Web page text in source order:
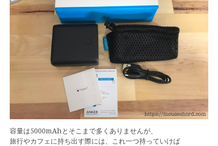
容量は5000mAhとそこまで多くありませんが、
旅行やカフェに持ち出す際には、これ一つ持っていけば